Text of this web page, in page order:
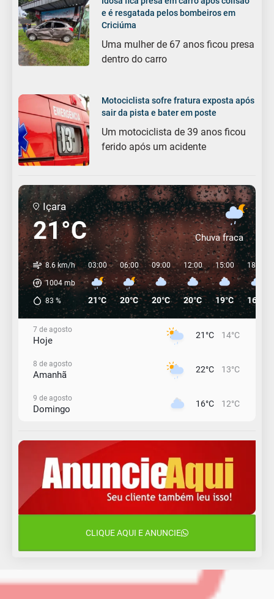
e é resgatada pelos bombeiros em
Criciúma
Uma mulher de 67 anos ficou presa
dentro do carro
Motociclista sofre fratura exposta após
sair da pista e bater em poste
Um motociclista de 39 anos ficou
ferido após um acidente
Içara
21°C Chuva fraca
8.6 km/h
1004 mb
83%
03:00
21°C
06:00
20°C
09:00
20°C
12:00
20°C
15:00
19°C
18:00
16°C
7 de agosto
Hoje 21°C 14°C
8 de agosto
Amanhã 22°C 13°C
9 de agosto
Domingo 16°C 12°C
Segunda-Feira
11 de agosto
Terça-Feira
Quarta-Feira
CLIQUE AQUI E ANUNCIE